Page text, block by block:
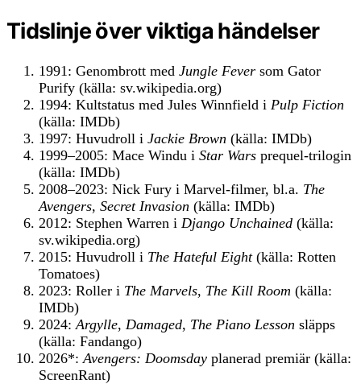
Tidslinje över viktiga händelser
1991: Genombrott med Jungle Fever som Gator
Purify (källa: sv.wikipedia.org)
1994: Kultstatus med Jules Winnfield i Pulp Fiction
(källa: IMDb)
1997: Huvudroll i Jackie Brown (källa: IMDb)
1999–2005: Mace Windu i Star Wars prequel-trilogin
(källa: IMDb)
2008–2023: Nick Fury i Marvel-filmer, bl.a. The
Avengers, Secret Invasion (källa: IMDb)
2012: Stephen Warren i Django Unchained (källa:
sv.wikipedia.org)
2015: Huvudroll i The Hateful Eight(källa: Rotten
Tomatoes)
2023: Roller i The Marvels, The Kill Room (källa:
IMDb)
2024: Argylle, Damaged, The Piano Lesson släpps
(källa: Fandango)
2026*: Avengers: Doomsday planerad premiär (källa:
ScreenRant)